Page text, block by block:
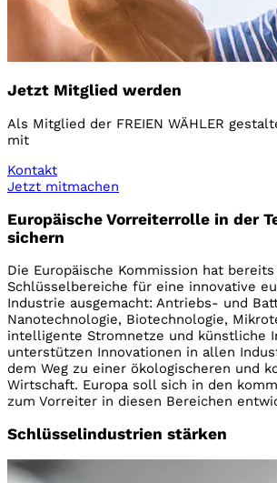
Jetzt Mitglied werden
Als Mitglied der FREIEN WÄHLER
mit
Kontakt
Jetzt mitmachen
Europäische Vorreiterrolle in der
sichern
Die Europäische Kommission hat
Schlüsselbereiche für eine innovative
Industrie ausgemacht: Antriebs- und
Nanotechnologie, Biotechnologie,
intelligente Stromnetze und künstliche
unterstützen Innovationen in allen
dem Weg zu einer ökologischeren und
Wirtschaft. Europa soll sich in den
zum Vorreiter in diesen Bereichen
Schlüsselindustrien stärken